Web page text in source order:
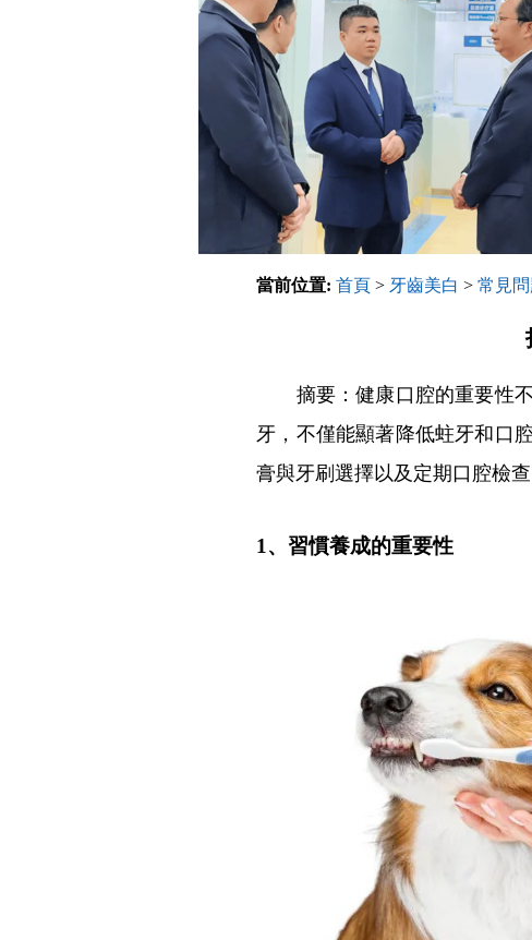
當前位置: 首頁 > 牙齒美白 >常見問
摘要：健康口腔的重要性不
牙，不僅能顯著降低蛀牙和口
膏與牙刷選擇以及定期口腔檢
1、習慣養成的重要性